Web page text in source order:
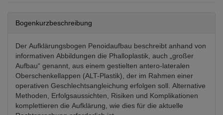
Bogenkurzbeschreibung
Der Aufklärungsbogen Penoidaufbau beschreibt anhand von
informativen Abbildungen die Phalloplastik, auch „großer
Aufbau“ genannt, aus einem gestielten antero-lateralen
Oberschenkellappen (ALT-Plastik), der im Rahmen einer
operativen Geschlechtsangleichung erfolgen soll. Alternative
Methoden, Erfolgsaussichten, Risiken und Komplikationen
komplettieren die Aufklärung, wie dies für die aktuelle